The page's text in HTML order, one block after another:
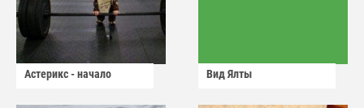
Астерикс - начало Вид Ялты